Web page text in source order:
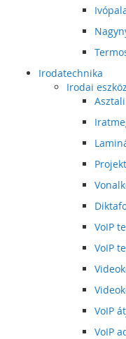
Irodatechnika
Irodai
VoIP
VoIP
VoIP
VoIP